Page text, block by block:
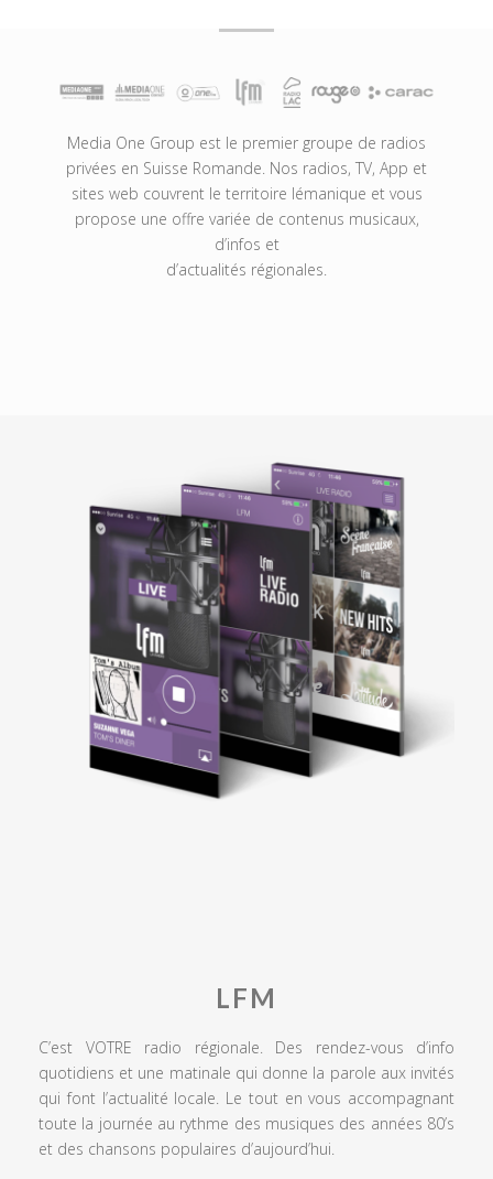
Media One Group est le premier groupe de radios
privées en Suisse Romande. Nos radios, TV, App et
sites web couvrent le territoire lémanique et vous
propose une offre variée de contenus musicaux,
d’infos et
d’actualités régionales.
LFM
C’est VOTRE radio régionale. Des rendez-vous d’info
quotidiens et une matinale qui donne la parole aux invités
qui font l’actualité locale. Le tout en vous accompagnant
toute la journée au rythme des musiques des années 80’s
et des chansons populaires d’aujourd’hui.